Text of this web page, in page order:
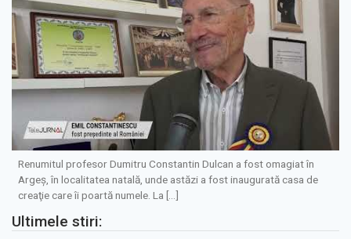
Renumitul profesor Dumitru Constantin Dulcan a fost omagiat în
Argeș, în localitatea natală, unde astăzi a fost inaugurată casa de
creaţie care îi poartă numele. La […]
Ultimele stiri: